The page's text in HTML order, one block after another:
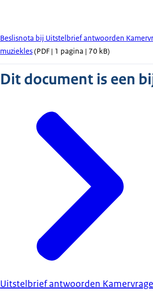
Beslisnota bij Uitstelbrief antwoorden
muziekles(PDF | 1 pagina | 70 kB)
Dit document is een
Uitstelbrief antwoorden